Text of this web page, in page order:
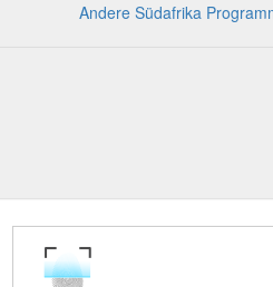
Andere Südafrika